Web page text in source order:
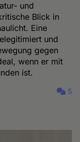
und
Blick in
Eine
und
gegen
wenn er mit
ist.
5